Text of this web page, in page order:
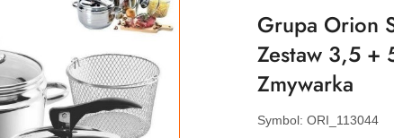
Grupa Orion
Zestaw 3,5 +
Zmywarka
Symbol: ORI_113044